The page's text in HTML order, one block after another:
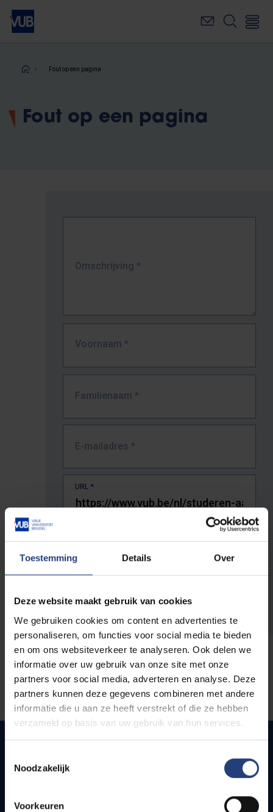
Toestemming Details Over
Deze website maakt gebruik van cookies
We gebruiken cookies om content en advertenties te
personaliseren, om functies voor social media te bieden
en om ons websiteverkeer te analyseren. Ook delen we
informatie over uw gebruik van onze site met onze
partners voor social media, adverteren en analyse. Deze
partners kunnen deze gegevens combineren met andere
informatie die u aan ze heeft verstrekt of die ze hebben
verzameld op basis van uw gebruik van hun services.
Noodzakelijk
Voorkeuren
Overslaan
naar
inhoudKruimelpad
Fout op een pagina
Fout op een pagina
Omschrijving *
Voornaam *
Familienaam *
E-mailadres *
URL *
De volledige URL van de pagina waar je de fout zag.
Snel naar